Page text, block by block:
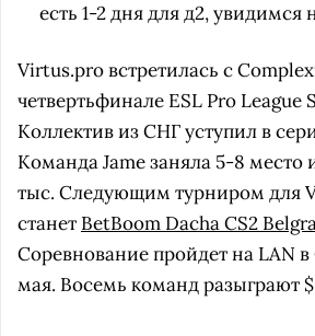
есть 1-2 дня для д2, увидимся
Virtus.pro встретилась с
четвертьфинале ESL Pro League
Коллектив из СНГ уступил в
Команда Jame заняла 5-8 место
тыс. Следующим турниром для
станет BetBoom Dacha CS2
Соревнование пройдет на LAN в
мая. Восемь команд разыграют